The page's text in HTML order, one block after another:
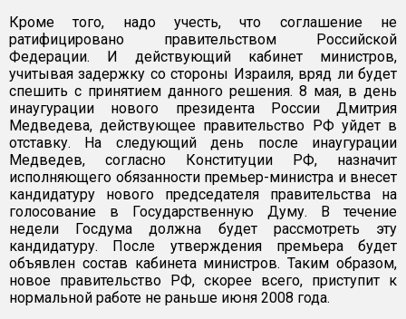
Кроме того, надо учесть, что соглашение не
ратифицировано правительством Российской
Федерации. И действующий кабинет министров,
учитывая задержку со стороны Израиля, вряд ли будет
спешить с принятием данного решения. 8 мая, в день
инаугурации нового президента России Дмитрия
Медведева, действующее правительство РФ уйдет в
отставку. На следующий день после инаугурации
Медведев, согласно Конституции РФ, назначит
исполняющего обязанности премьер-министра и внесет
кандидатуру нового председателя правительства на
голосование в Государственную Думу. В течение
недели Госдума должна будет рассмотреть эту
кандидатуру. После утверждения премьера будет
объявлен состав кабинета министров. Таким образом,
новое правительство РФ, скорее всего, приступит к
нормальной работе не раньше июня 2008 года.